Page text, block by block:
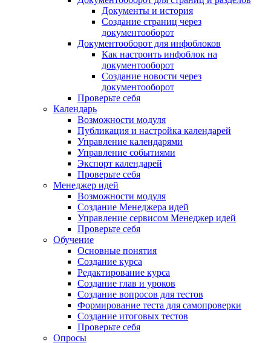
Документы и история
Создание страниц через
документооборот
Документооборот для инфоблоков
Как настроить инфоблок на
документооборот
Создание новости через
документооборот
Проверьте себя
Календарь
Возможности модуля
Публикация и настройка календарей
Управление календарями
Управление событиями
Экспорт календарей
Проверьте себя
Менеджер идей
Возможности модуля
Создание Менеджера идей
Управление сервисом Менеджер идей
Проверьте себя
Обучение
Основные понятия
Создание курса
Редактирование курса
Создание глав и уроков
Создание вопросов для тестов
Формирование теста для самопроверки
Создание итоговых тестов
Проверьте себя
Опросы